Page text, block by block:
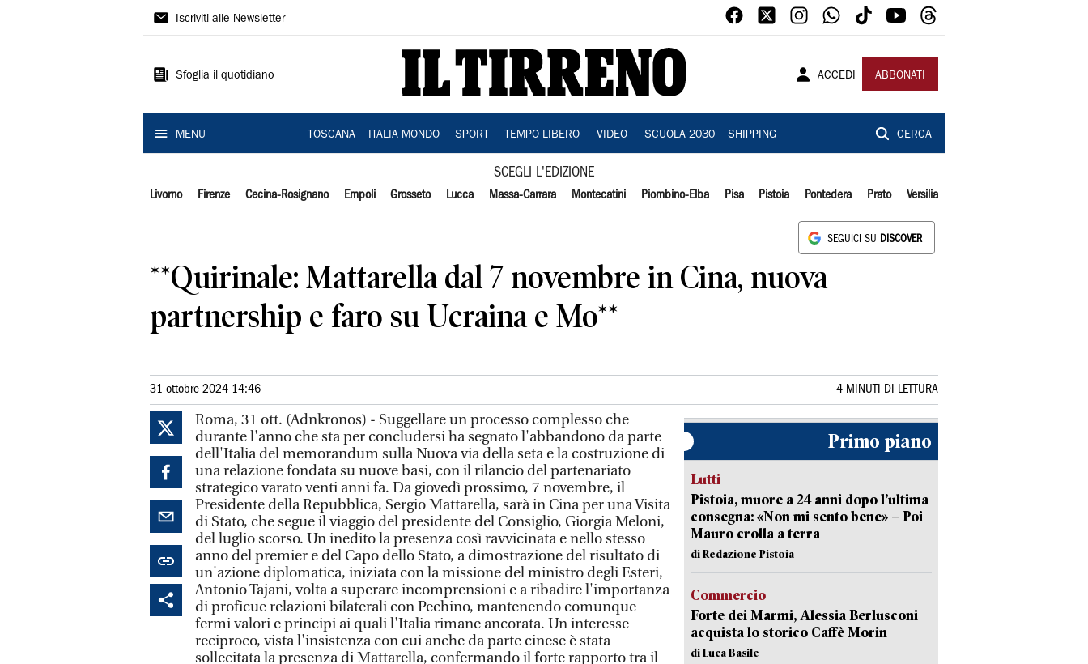
Il
Iscriviti alle Newsletter
Sfoglia il quotidiano ACCEDI ABBONATI
MENU TOSCANA ITALIA MONDO SPORT TEMPO LIBERO VIDEO SCUOLA 2030 SHIPPING CERCA
SCEGLI L'EDIZIONE
Livorno Firenze Cecina-Rosignano Empoli Grosseto Lucca Massa-Carrara Montecatini Piombino-Elba Pisa Pistoia Pontedera Prato Versilia
SEGUICI SU DISCOVER
**Quirinale: Mattarella dal 7 novembre in Cina, nuova
partnership e faro su Ucraina e Mo**
31 ottobre 2024 14:46 4 MINUTI DI LETTURA
Roma, 31 ott. (Adnkronos) - Suggellare un processo complesso che
durante l'anno che sta per concludersi ha segnato l'abbandono da parte
dell'Italia del memorandum sulla Nuova via della seta e la costruzione di
una relazione fondata su nuove basi, con il rilancio del partenariato
strategico varato venti anni fa. Da giovedì prossimo, 7 novembre, il
Presidente della Repubblica, Sergio Mattarella, sarà in Cina per una Visita
di Stato, che segue il viaggio del presidente del Consiglio, Giorgia Meloni,
del luglio scorso. Un inedito la presenza così ravvicinata e nello stesso
anno del premier e del Capo dello Stato, a dimostrazione del risultato di
un'azione diplomatica, iniziata con la missione del ministro degli Esteri,
Antonio Tajani, volta a superare incomprensioni e a ribadire l'importanza
di proficue relazioni bilaterali con Pechino, mantenendo comunque
fermi valori e principi ai quali l'Italia rimane ancorata. Un interesse
reciproco, vista l'insistenza con cui anche da parte cinese è stata
sollecitata la presenza di Mattarella, confermando il forte rapporto tra il
Primo piano
Lutti
Pistoia, muore a 24 anni dopo l’ultima
consegna: «Non mi sento bene» – Poi
Mauro crolla a terra
di Redazione Pistoia
Commercio
Forte dei Marmi, Alessia Berlusconi
acquista lo storico Caffè Morin
di Luca Basile